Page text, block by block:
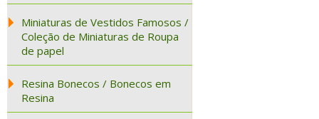
Miniaturas de Vestidos Famosos /
Coleção de Miniaturas de Roupa
de papel
Resina Bonecos / Bonecos em
Resina